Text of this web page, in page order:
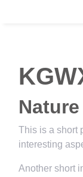
This is a short
interesting
Another short